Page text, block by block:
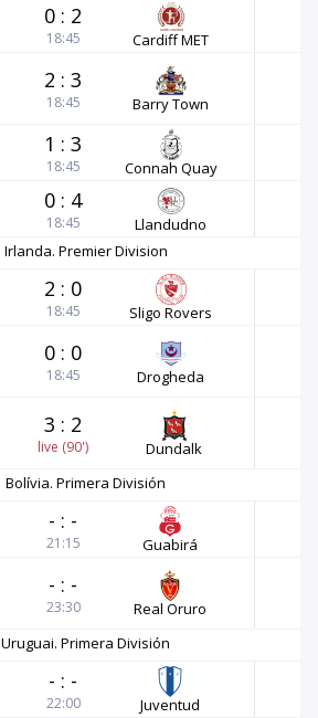
0 : 2
18:45 Cardiff MET
2 : 3
18:45 Barry Town
1 : 3
18:45 Connah Quay
0 : 4
18:45
Llandudno
Irlanda. Premier Division
2 : 0
18:45 Sligo Rovers
0 : 0
18:45 Drogheda
3 : 2
live (90')
Dundalk
Bolívia. Primera División
- : -
21:15 Guabirá
- : -
23:30
Real Oruro
Uruguai. Primera División
- : -
22:00 Juventud